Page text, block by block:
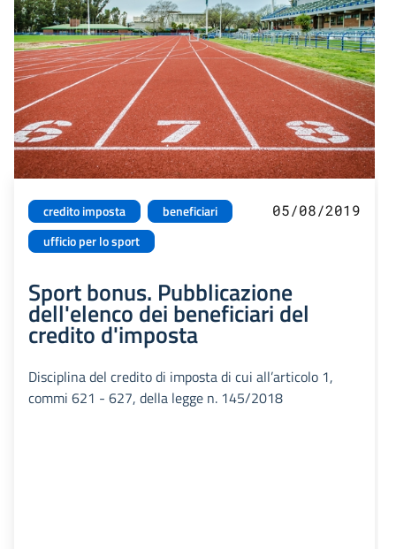
credito imposta
beneficiari
ufficio per lo sport
05/08/2019
Sport bonus. Pubblicazione
dell'elenco dei beneficiari del
credito d'imposta
Disciplina del credito di imposta di cui all’articolo 1,
commi 621 - 627, della legge n. 145/2018